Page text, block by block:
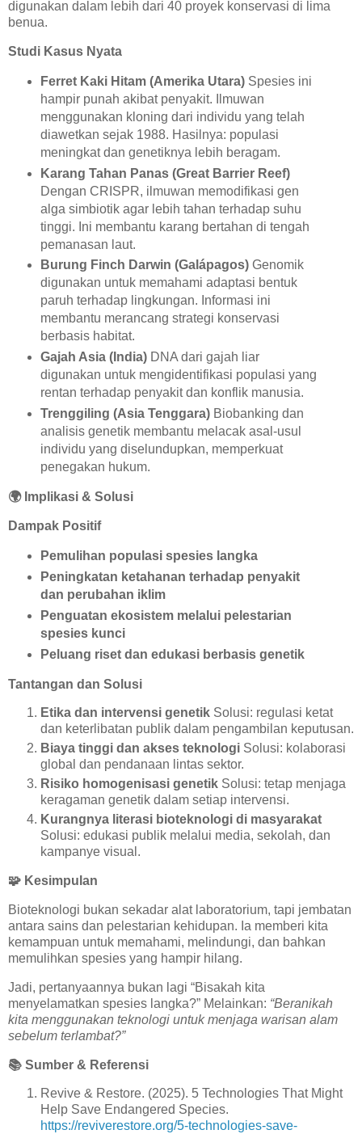
digunakan dalam lebih dari 40 proyek konservasi di lima
benua.
Studi Kasus Nyata
Ferret Kaki Hitam (Amerika Utara)Spesies ini
hampir punah akibat penyakit. Ilmuwan
menggunakan kloning dari individu yang telah
diawetkan sejak 1988. Hasilnya: populasi
meningkat dan genetiknya lebih beragam.
Karang Tahan Panas (Great Barrier Reef)
Dengan CRISPR, ilmuwan memodifikasi gen
alga simbiotik agar lebih tahan terhadap suhu
tinggi. Ini membantu karang bertahan di tengah
pemanasan laut.
Burung Finch Darwin (Galápagos)Genomik
digunakan untuk memahami adaptasi bentuk
paruh terhadap lingkungan. Informasi ini
membantu merancang strategi konservasi
berbasis habitat.
Gajah Asia (India)DNA dari gajah liar
digunakan untuk mengidentifikasi populasi yang
rentan terhadap penyakit dan konflik manusia.
Trenggiling (Asia Tenggara)Biobanking dan
analisis genetik membantu melacak asal-usul
individu yang diselundupkan, memperkuat
penegakan hukum.
🌍Implikasi & Solusi
Dampak Positif
Pemulihan populasi spesies langka
Peningkatan ketahanan terhadap penyakit
dan perubahan iklim
Penguatan ekosistem melalui pelestarian
spesies kunci
Peluang riset dan edukasi berbasis genetik
Tantangan dan Solusi
Etika dan intervensi genetik Solusi: regulasi ketat
dan keterlibatan publik dalam pengambilan keputusan.
Biaya tinggi dan akses teknologi Solusi: kolaborasi
global dan pendanaan lintas sektor.
Risiko homogenisasi genetik Solusi: tetap menjaga
keragaman genetik dalam setiap intervensi.
Kurangnya literasi bioteknologi di masyarakat
Solusi: edukasi publik melalui media, sekolah, dan
kampanye visual.
🧩 Kesimpulan
Bioteknologi bukan sekadar alat laboratorium, tapi jembatan
antara sains dan pelestarian kehidupan. Ia memberi kita
kemampuan untuk memahami, melindungi, dan bahkan
memulihkan spesies yang hampir hilang.
Jadi, pertanyaannya bukan lagi “Bisakah kita
menyelamatkan spesies langka?” Melainkan: “Beranikah
kita menggunakan teknologi untuk menjaga warisan alam
sebelum terlambat?”
📚 Sumber & Referensi
Revive & Restore. (2025). 5 Technologies That Might
Help Save Endangered Species.
https://reviverestore.org/5-technologies-save-